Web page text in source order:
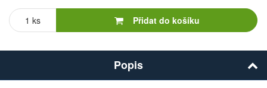
Počet
Přidat do košíku
Popis